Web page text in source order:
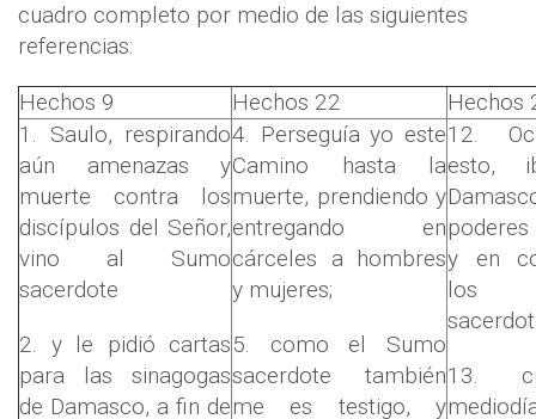
cuadro completo por medio de las siguientes
referencias:
Hechos 9 Hechos 22
Hechos
1. Saulo, respirando
aún amenazas y
muerte contra los
discípulos del Señor,
vino al Sumo
sacerdote
2. y le pidió cartas
para las sinagogas
de Damasco, a fin de
4. Perseguía yo este
Camino hasta la
muerte, prendiendo y
entregando en
cárceles a hombres
y mujeres;
5. como el Sumo
sacerdote también
me es testigo, y
12.
esto,
y en
los
13.